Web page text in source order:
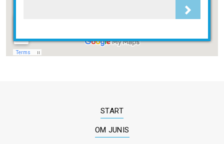
START
OM JUNIS